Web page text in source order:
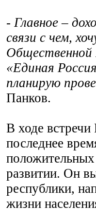
- Главное –
связи с чем,
«Единая
планирую
Панков.
В ходе
последнее
развитии. Он
республики,
жизни